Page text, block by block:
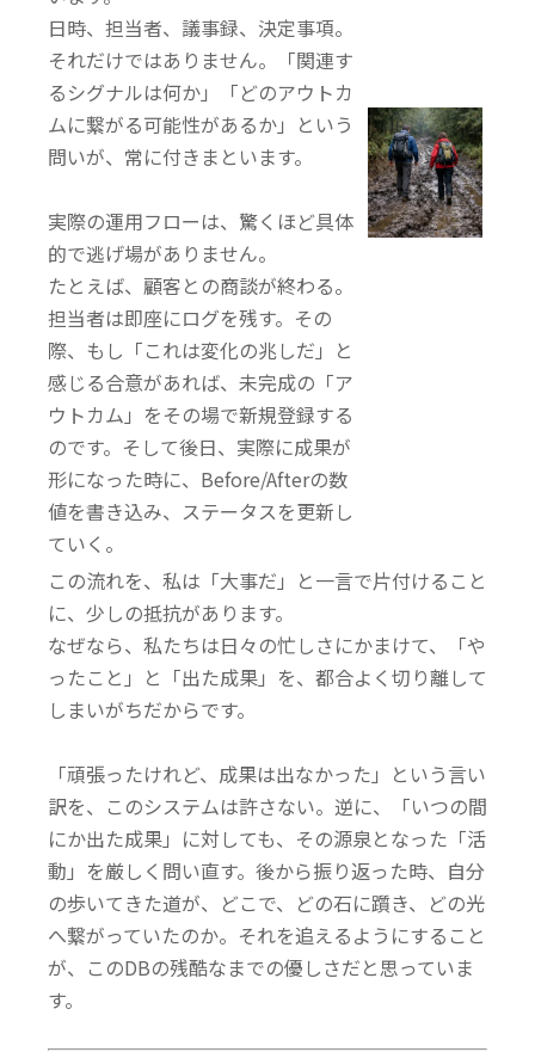
日時、担当者、議事録、決定事項。
それだけではありません。
「関連す
るシグナルは何か」「どのアウトカ
ムに繋がる可能性があるか」という
問いが、常に付きまといます。
実際の運用フローは、驚くほど具体
的で逃げ場がありません。
たとえば、顧客との商談が終わる。
担当者は即座にログを残す。 その
際、もし「これは変化の兆しだ」と
感じる合意があれば、未完成の「ア
ウトカム」をその場で新規登録する
のです。 そして後日、実際に成果が
形になった時に、Before/Afterの数
値を書き込み、ステータスを更新し
ていく。
この流れを、私は「大事だ」と一言で片付けること
に、少しの抵抗があります。
なぜなら、私たちは日々の忙しさにかまけて、「や
ったこと」と「出た成果」を、都合よく切り離して
しまいがちだからです。
「頑張ったけれど、成果は出なかった」という言い
訳を、このシステムは許さない。逆に、「いつの間
にか出た成果」に対しても、その源泉となった「活
動」を厳しく問い直す。 後から振り返った時、自分
の歩いてきた道が、どこで、どの石に躓き、どの光
へ繋がっていたのか。 それを追えるようにすること
が、このDBの残酷なまでの優しさだと思っていま
す。